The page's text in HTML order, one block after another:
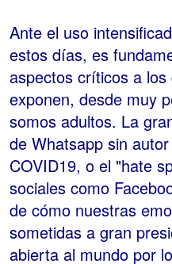
Ante el uso
estos días, es
aspectos críticos a
exponen, desde muy
somos adultos. La
de Whatsapp sin
COVID19, o el "hate
sociales como
de cómo nuestras
sometidas a gran
abierta al mundo por